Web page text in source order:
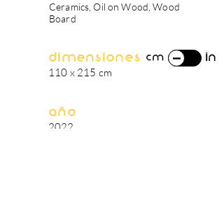
Ceramics, Oil on Wood, Wood
Board
Dimensiones
110 x 215 cm
cm in
Año
2022